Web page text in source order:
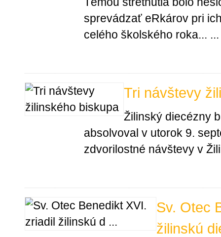
sprevádzať eRkárov pri
celého školského roka... ...
Tri návštevy
Žilinský diecézny
absolvoval v utorok 9.
zdvorilostné návštevy v
Sv. Otec
žilinskú